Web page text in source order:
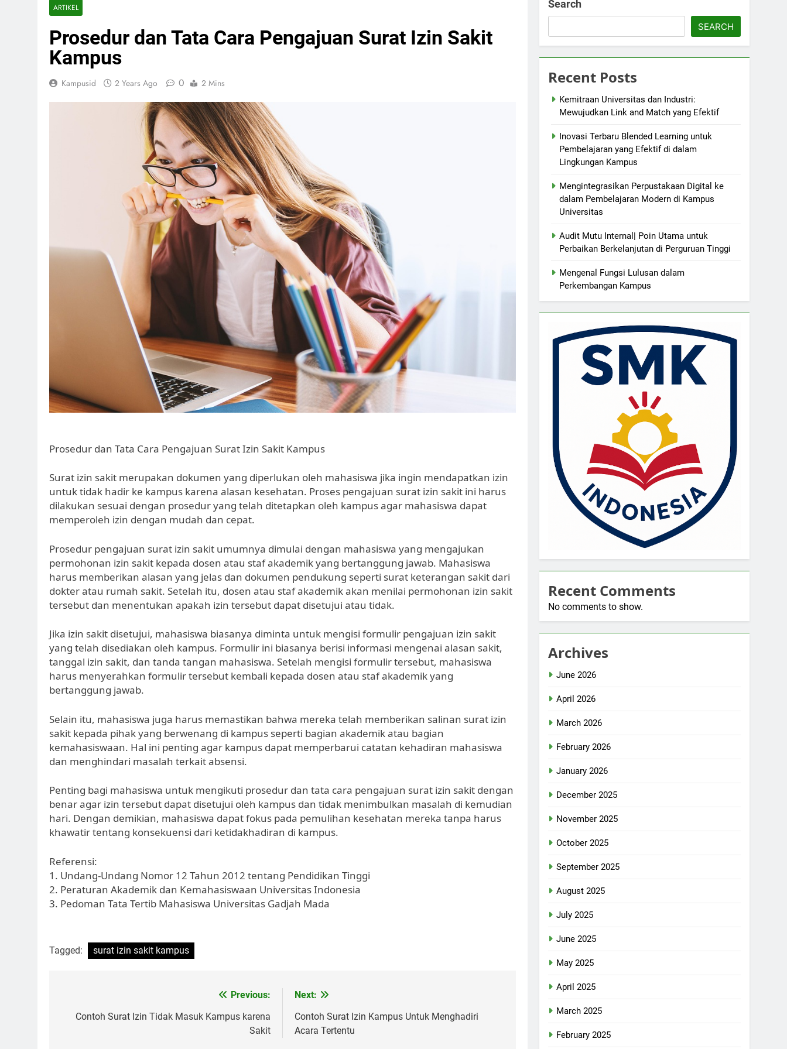
ARTIKEL
Prosedur dan Tata Cara Pengajuan Surat Izin Sakit
Kampus
Kampusid 2 Years Ago 0 2 Mins
Prosedur dan Tata Cara Pengajuan Surat Izin Sakit Kampus
Surat izin sakit merupakan dokumen yang diperlukan oleh mahasiswa jika ingin mendapatkan izin
untuk tidak hadir ke kampus karena alasan kesehatan. Proses pengajuan surat izin sakit ini harus
dilakukan sesuai dengan prosedur yang telah ditetapkan oleh kampus agar mahasiswa dapat
memperoleh izin dengan mudah dan cepat.
Prosedur pengajuan surat izin sakit umumnya dimulai dengan mahasiswa yang mengajukan
permohonan izin sakit kepada dosen atau staf akademik yang bertanggung jawab. Mahasiswa
harus memberikan alasan yang jelas dan dokumen pendukung seperti surat keterangan sakit dari
dokter atau rumah sakit. Setelah itu, dosen atau staf akademik akan menilai permohonan izin sakit
tersebut dan menentukan apakah izin tersebut dapat disetujui atau tidak.
Jika izin sakit disetujui, mahasiswa biasanya diminta untuk mengisi formulir pengajuan izin sakit
yang telah disediakan oleh kampus. Formulir ini biasanya berisi informasi mengenai alasan sakit,
tanggal izin sakit, dan tanda tangan mahasiswa. Setelah mengisi formulir tersebut, mahasiswa
harus menyerahkan formulir tersebut kembali kepada dosen atau staf akademik yang
bertanggung jawab.
Selain itu, mahasiswa juga harus memastikan bahwa mereka telah memberikan salinan surat izin
sakit kepada pihak yang berwenang di kampus seperti bagian akademik atau bagian
kemahasiswaan. Hal ini penting agar kampus dapat memperbarui catatan kehadiran mahasiswa
dan menghindari masalah terkait absensi.
Penting bagi mahasiswa untuk mengikuti prosedur dan tata cara pengajuan surat izin sakit dengan
benar agar izin tersebut dapat disetujui oleh kampus dan tidak menimbulkan masalah di kemudian
hari. Dengan demikian, mahasiswa dapat fokus pada pemulihan kesehatan mereka tanpa harus
khawatir tentang konsekuensi dari ketidakhadiran di kampus.
Referensi:
1. Undang-Undang Nomor 12 Tahun 2012 tentang Pendidikan Tinggi
2. Peraturan Akademik dan Kemahasiswaan Universitas Indonesia
3. Pedoman Tata Tertib Mahasiswa Universitas Gadjah Mada
Tagged: surat izin sakit kampus
navigation
Previous:
Contoh Surat Izin Tidak Masuk Kampus karena
Sakit
Next:
Contoh Surat Izin Kampus Untuk Menghadiri
Acara Tertentu
Search
SEARCH
Recent Posts
Kemitraan Universitas dan Industri:
Mewujudkan Link and Match yang Efektif
Inovasi Terbaru Blended Learning untuk
Pembelajaran yang Efektif di dalam
Lingkungan Kampus
Mengintegrasikan Perpustakaan Digital ke
dalam Pembelajaran Modern di Kampus
Universitas
Audit Mutu Internal| Poin Utama untuk
Perbaikan Berkelanjutan di Perguruan Tinggi
Mengenal Fungsi Lulusan dalam
Perkembangan Kampus
Recent Comments
No comments to show.
Archives
June 2026
April 2026
March 2026
February 2026
January 2026
December 2025
November 2025
October 2025
September 2025
August 2025
July 2025
June 2025
May 2025
April 2025
March 2025
February 2025